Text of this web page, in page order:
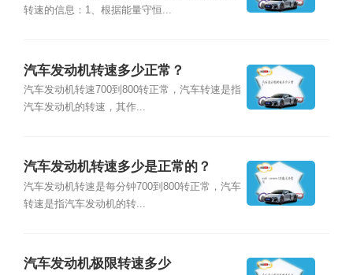
转速的信息：1、根据能量守恒...
汽车发动机转速多少正常？
汽车发动机转速700到800转正常，汽车转速是指
汽车发动机的转速，其作...
汽车发动机转速多少是正常的？
汽车发动机转速是每分钟700到800转正常，汽车
转速是指汽车发动机的转...
汽车发动机极限转速多少